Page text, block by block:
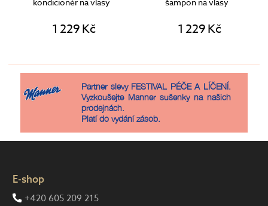
1 229 Kč 1 229 Kč
Partner slevy FESTIVAL PÉČE A LÍČENÍ.
Vyzkoušejte Manner sušenky na našich
prodejnách.
Platí do vydání zásob.
E-shop
+420 605 209 215